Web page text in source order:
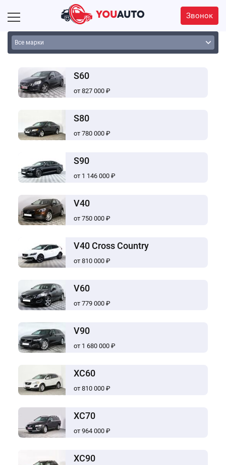
Звонок
S60
от 827 000 ₽
S80
от 780 000 ₽
S90
от 1 146 000 ₽
V40
от 750 000 ₽
V40 Cross Country
от 810 000 ₽
V60
от 779 000 ₽
V90
от 1 680 000 ₽
XC60
от 810 000 ₽
XC70
от 964 000 ₽
XC90